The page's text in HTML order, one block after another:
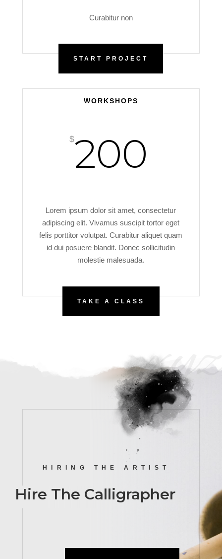
Curabitur non
START PROJECT
WORKSHOPS
$200
Lorem ipsum dolor sit amet, consectetur
adipiscing elit. Vivamus suscipit tortor eget
felis porttitor volutpat. Curabitur aliquet quam
id dui posuere blandit. Donec sollicitudin
molestie malesuada.
TAKE A CLASS
xyz
HIRING THE ARTIST
Hire The Calligrapher